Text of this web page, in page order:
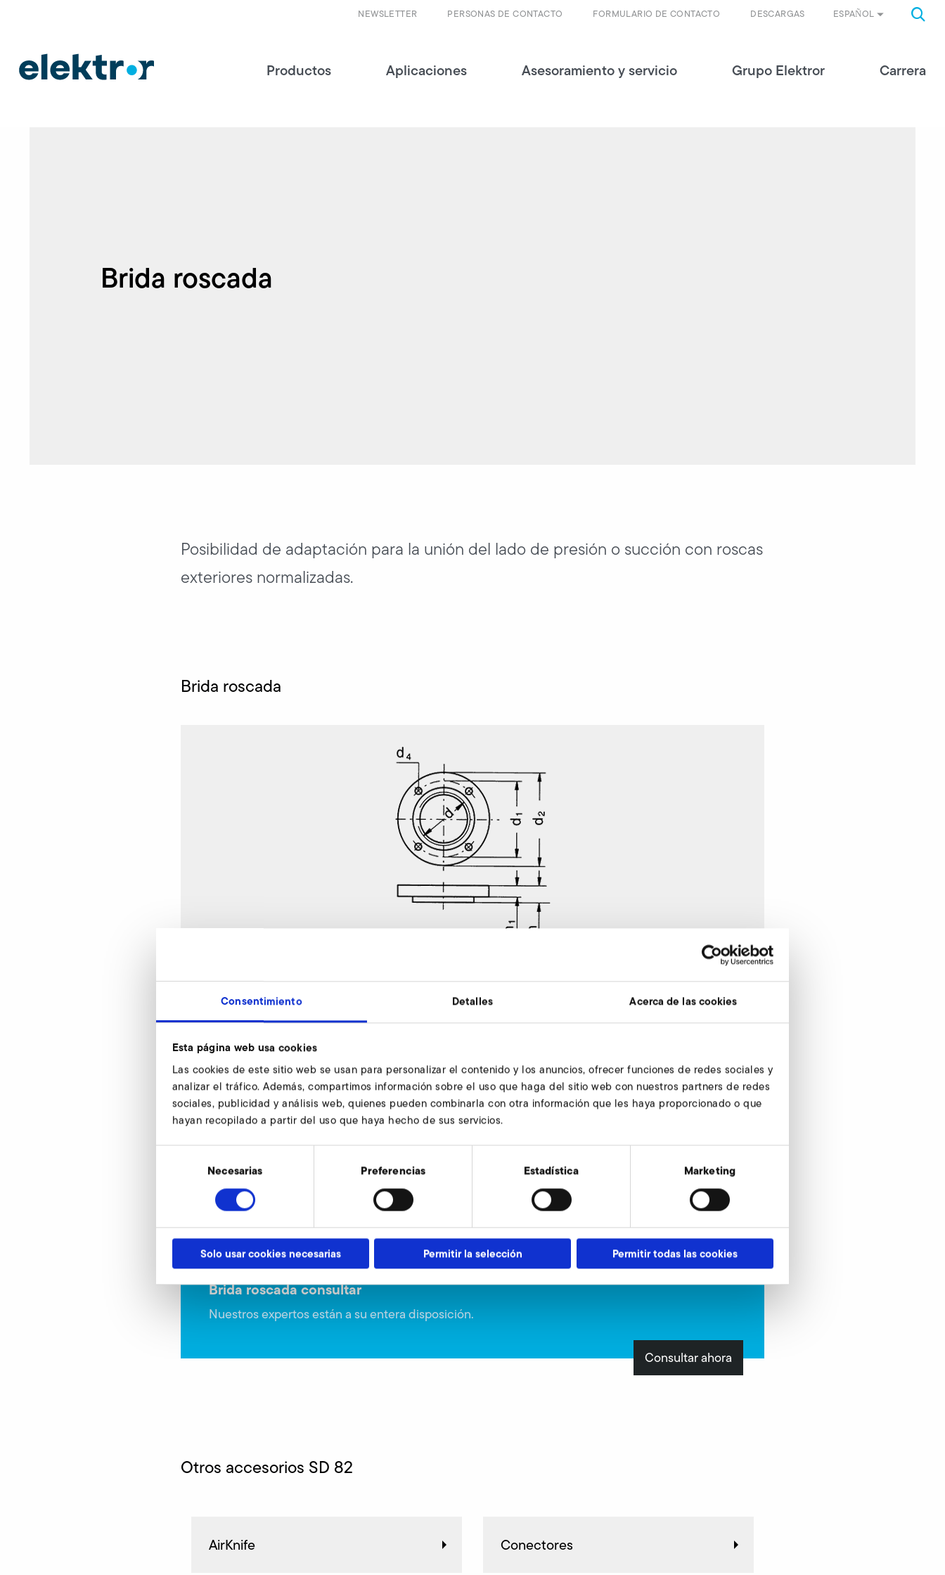
Consentimiento Detalles Acerca de las cookies
Esta página web usa cookies
Las cookies de este sitio web se usan para personalizar el contenido y los anuncios, ofrecer funciones de redes sociales y
analizar el tráfico. Además, compartimos información sobre el uso que haga del sitio web con nuestros partners de redes
sociales, publicidad y análisis web, quienes pueden combinarla con otra información que les haya proporcionado o que
hayan recopilado a partir del uso que haya hecho de sus servicios.
consentimiento
Necesarias Preferencias Estadística Marketing
Solo usar cookies necesarias Permitir la selección Permitir todas las cookies
ESPAÑOL
DESCARGAS
FORMULARIO DE CONTACTO
PERSONAS DE CONTACTO
NEWSLETTER
Productos Aplicaciones Asesoramiento y servicio Grupo Elektror Carrera
Brida roscada
Posibilidad de adaptación para la unión del lado de presión o succión con roscas
exteriores normalizadas.
Brida roscada
d
d1
d2
d4
N° de artículo
110
130
9000439
Brida roscada consultar
Nuestros expertos están a su entera disposición.
Consultar ahora
Otros accesorios SD 82
AirKnife Conectores